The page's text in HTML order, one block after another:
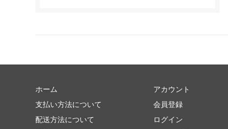
ホーム
支払い方法について
配送方法について
アカウント
会員登録
ログイン